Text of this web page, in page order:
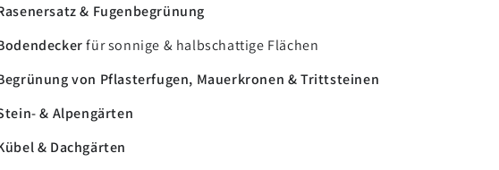
& Fugenbegrünung
für sonnige & halbschattige Flächen
von Pflasterfugen, Mauerkronen & Trittsteinen
& Alpengärten
& Dachgärten